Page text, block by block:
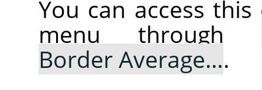
You can access
menu through
Border Average….